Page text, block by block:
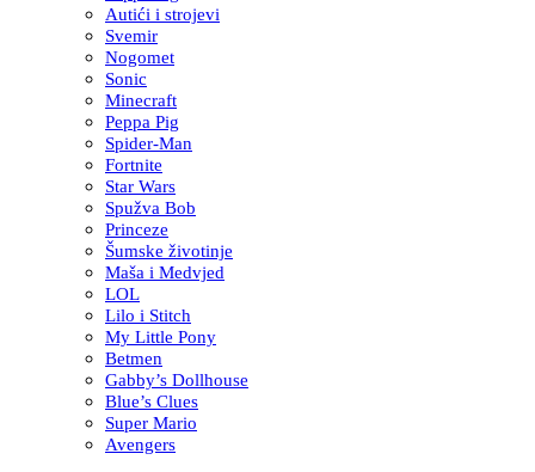
Autići i strojevi
Svemir
Nogomet
Sonic
Minecraft
Peppa Pig
Spider-Man
Fortnite
Star Wars
Spužva Bob
Princeze
Šumske životinje
Maša i Medvjed
LOL
Lilo i Stitch
My Little Pony
Betmen
Gabby’s Dollhouse
Blue’s Clues
Super Mario
Avengers